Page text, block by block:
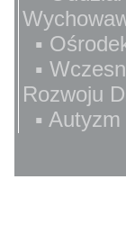
▪
▪
Rozwoju
▪ Autyzm